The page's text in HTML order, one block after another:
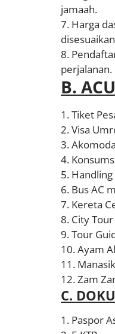
jamaah.
Harga
perjalanan.
B.
Tiket
Visa
Bus AC
Kereta
City
Tour
Ayam
Zam
C.
Paspor